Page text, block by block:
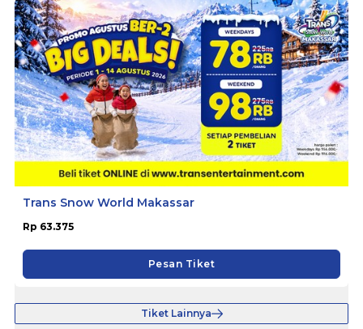
Trans Snow World Makassar
Rp 63.375
Pesan Tiket
Tiket Lainnya